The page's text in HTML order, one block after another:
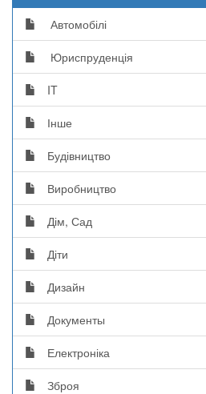
Автомобілі
Юриспруденція
IT
Інше
Будівництво
Виробництво
Дім, Сад
Діти
Дизайн
Документы
Електроніка
Зброя